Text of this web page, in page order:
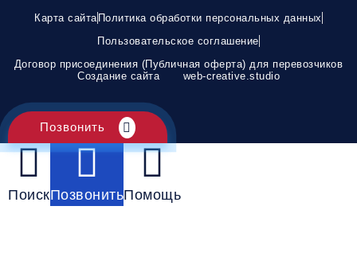
Карта сайта Политика обработки персональных данных
Пользовательское соглашение
Договор присоединения (Публичная оферта) для перевозчиков
Создание сайта
web-creative.studio
Позвонить
ПоискПозвонитьПомощь